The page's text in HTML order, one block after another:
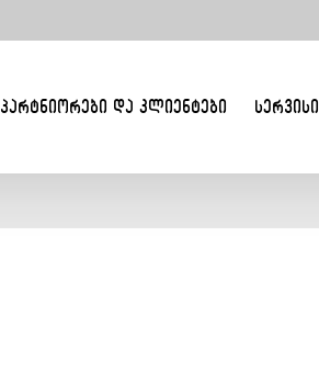
ᲞᲐᲠᲢᲜᲘᲝᲠᲔᲑᲘ ᲓᲐ ᲙᲚᲘᲔᲜᲢᲔᲑᲘ ᲡᲔᲠᲕᲘᲡᲘ